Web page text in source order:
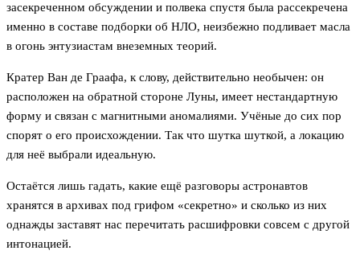
засекреченном обсуждении и полвека спустя была рассекречена
именно в составе подборки об НЛО, неизбежно подливает масла
в огонь энтузиастам внеземных теорий.
Кратер Ван де Граафа, к слову, действительно необычен: он
расположен на обратной стороне Луны, имеет нестандартную
форму и связан с магнитными аномалиями. Учёные до сих пор
спорят о его происхождении. Так что шутка шуткой, а локацию
для неё выбрали идеальную.
Остаётся лишь гадать, какие ещё разговоры астронавтов
хранятся в архивах под грифом «секретно» и сколько из них
однажды заставят нас перечитать расшифровки совсем с другой
интонацией.